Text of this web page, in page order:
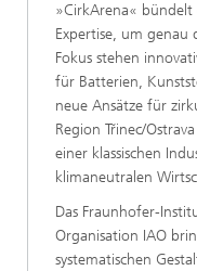
»CirkArena« bündelt
Expertise, um genau
Fokus stehen
für Batterien,
neue Ansätze für
Region Třinec/
einer klassischen
klimaneutralen
Das Fraunhofer-
Organisation IAO
systematischen